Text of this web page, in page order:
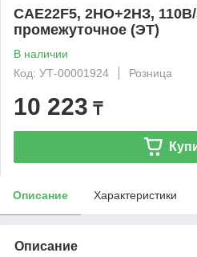
CAE22F5, 2НО+2НЗ,
промежуточное (ЭТ)
В наличии
Код: УТ-00001924
Розница
10 223 ₸
Описание Характеристики
Описание